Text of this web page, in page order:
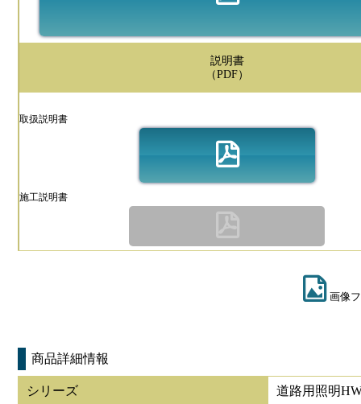
説明書
（PDF）
取扱説明書
施工説明書
画像
商品詳細情報
シリーズ 道路用照明